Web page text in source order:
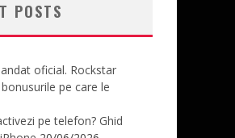
POSTS
oficial. Rockstar
pe care le
pe telefon? Ghid